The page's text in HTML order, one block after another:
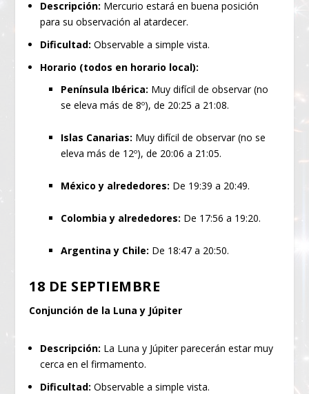
Descripción: Mercurio estará en buena posición
para su observación al atardecer.
Dificultad: Observable a simple vista.
Horario (todos en horario local):
Península Ibérica: Muy difícil de observar (no
se eleva más de 8º), de 20:25 a 21:08.
Islas Canarias: Muy difícil de observar (no se
eleva más de 12º), de 20:06 a 21:05.
México y alrededores: De 19:39 a 20:49.
Colombia y alrededores: De 17:56 a 19:20.
Argentina y Chile: De 18:47 a 20:50.
18 DE SEPTIEMBRE
Conjunción de la Luna y Júpiter
Descripción: La Luna y Júpiter parecerán estar muy
cerca en el firmamento.
Dificultad: Observable a simple vista.